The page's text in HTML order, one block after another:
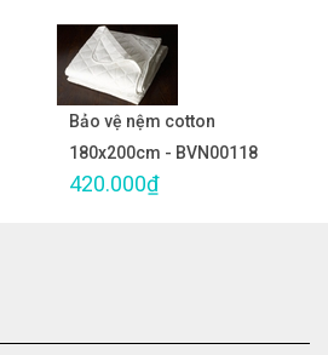
Bảo vệ nệm cotton
180x200cm - BVN00118
420.000₫